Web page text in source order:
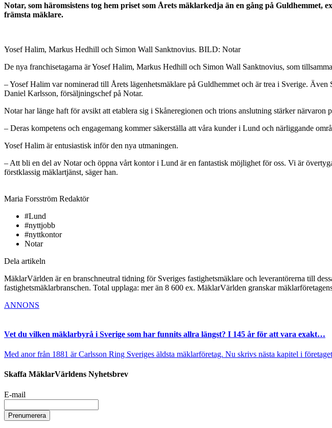
Notar, som häromsistens tog hem priset som Årets mäklarkedja än en gång på
främsta mäklare.
Yosef Halim, Markus Hedhill och Simon Wall Sanktnovius. BILD: Notar
De nya franchisetagarna är Yosef Halim, Markus Hedhill och Simon Wall Sanktnovius, som
– Yosef Halim var nominerad till Årets lägenhetsmäklare på Guldhemmet och är trea i Sverige.
Daniel Karlsson, försäljningschef på Notar.
Notar har länge haft för avsikt att etablera sig i Skåneregionen och trions anslutning stärker närvaron
– Deras kompetens och engagemang kommer säkerställa att våra kunder i Lund och närliggande
Yosef Halim är entusiastisk inför den nya utmaningen.
– Att bli en del av Notar och öppna vårt kontor i Lund är en fantastisk möjlighet för oss. Vi är
förstklassig mäklartjänst, säger han.
Maria Forsström Redaktör
#Lund
#nyttjobb
#nyttkontor
Notar
Dela artikeln
MäklarVärlden är en branschneutral tidning för Sveriges fastighetsmäklare och leverantörerna till
fastighetsmäklarbranschen. Total upplaga: mer än 8 600 ex. MäklarVärlden granskar
ANNONS
Vet du vilken mäklarbyrå i Sverige som har funnits allra längst? I 145 år för att vara exakt…
Med anor från 1881 är Carlsson Ring Sveriges äldsta mäklarföretag. Nu skrivs nästa kapitel i
Skaffa MäklarVärldens Nyhetsbrev
E-mail
Prenumerera